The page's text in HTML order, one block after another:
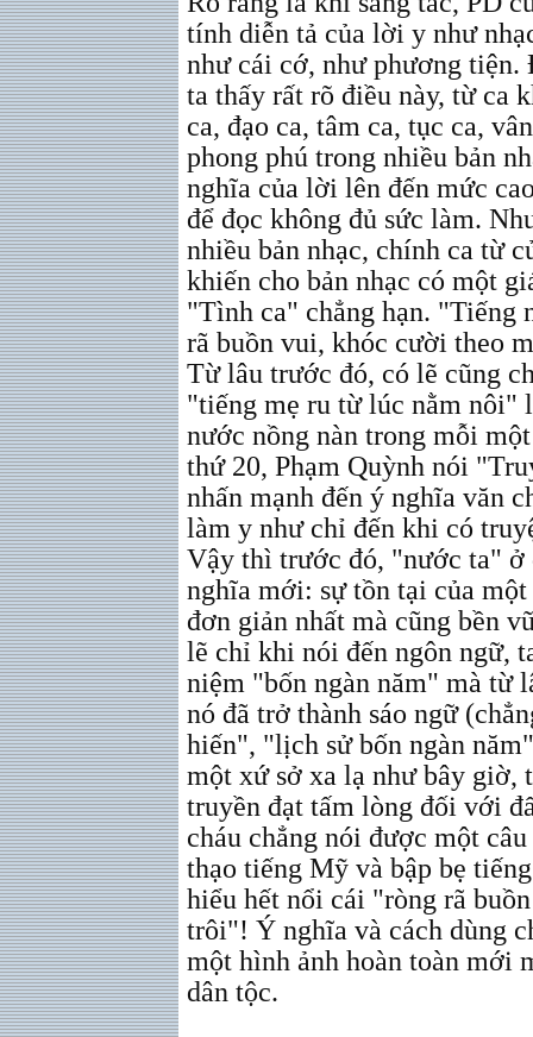
tính diễn tả của lời y như
như cái cớ, như phương tiện.
ta thấy rất rõ điều này, từ ca
ca, đạo ca, tâm ca, tục ca,
phong phú trong nhiều bản
nghĩa của lời lên đến mức
để đọc không đủ sức làm.
nhiều bản nhạc, chính ca từ
khiến cho bản nhạc có một
"Tình ca" chẳng hạn. "Tiếng
rã buồn vui, khóc cười theo
Từ lâu trước đó, có lẽ cũng
"tiếng mẹ ru từ lúc nằm nôi"
nước nồng nàn trong mỗi
thứ 20, Phạm Quỳnh nói
nhấn mạnh đến ý nghĩa văn
làm y như chỉ đến khi có
Vậy thì trước đó, "nước ta" ở
nghĩa mới: sự tồn tại của
đơn giản nhất mà cũng bền
lẽ chỉ khi nói đến ngôn ngữ,
niệm "bốn ngàn năm" mà từ
nó đã trở thành sáo ngữ
hiến", "lịch sử bốn ngàn
một xứ sở xa lạ như bây giờ,
truyền đạt tấm lòng đối với
cháu chẳng nói được một
thạo tiếng Mỹ và bập bẹ
hiểu hết nổi cái "ròng rã
trôi"! Ý nghĩa và cách dùng
một hình ảnh hoàn toàn mới
dân tộc.